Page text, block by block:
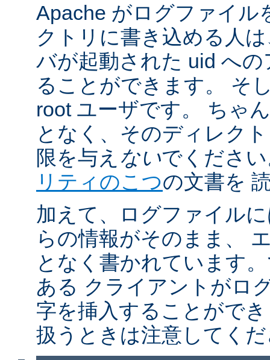
Apache がログファイル
クトリに書き込める人
バが起動された uid へ
ることができます。 そ
root ユーザです。 ちゃ
となく、そのディレク
限を与え ないでくださ
リティのこつの文書を
加えて、ログファイル
らの情報がそのまま、
となく書かれています
ある クライアントがロ
字を挿入することがで
扱うときは注意してく